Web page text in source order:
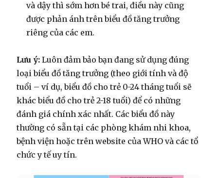
và dậy thì sớm hơn bé trai, điều này cũng
được phản ánh trên biểu đồ tăng trưởng
riêng của các em.
Lưu ý: Luôn đảm bảo bạn đang sử dụng đúng
loại biểu đồ tăng trưởng (theo giới tính và độ
tuổi – ví dụ, biểu đồ cho trẻ 0-24 tháng tuổi sẽ
khác biểu đồ cho trẻ 2-18 tuổi) để có những
đánh giá chính xác nhất. Các biểu đồ này
thường có sẵn tại các phòng khám nhi khoa,
bệnh viện hoặc trên website của WHO và các tổ
chức y tế uy tín.